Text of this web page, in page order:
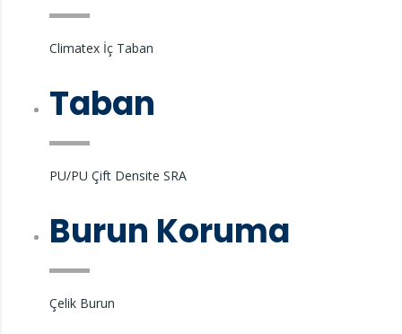
Climatex İç Taban
Taban
PU/PU Çift Densite SRA
Burun Koruma
Çelik Burun